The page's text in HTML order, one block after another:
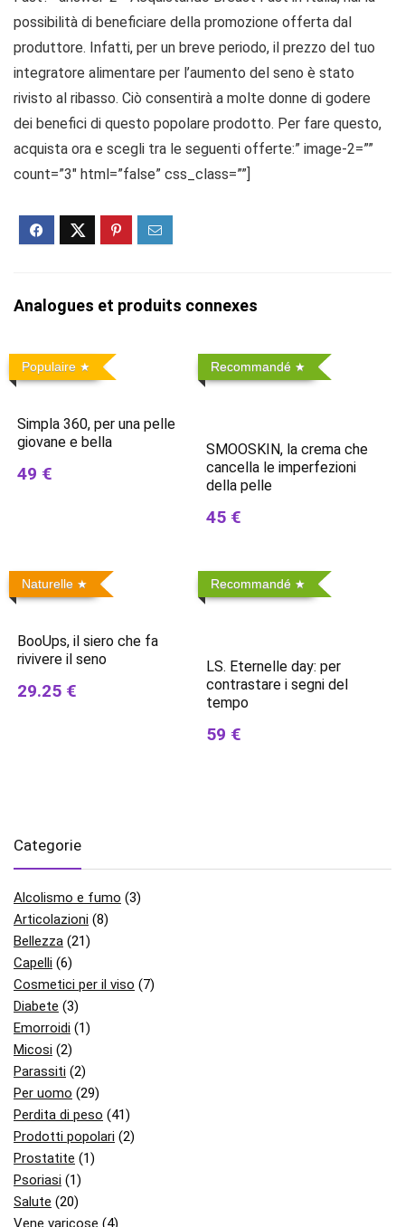
possibilità di beneficiare della promozione offerta dal
produttore. Infatti, per un breve periodo, il prezzo del tuo
integratore alimentare per l’aumento del seno è stato
rivisto al ribasso. Ciò consentirà a molte donne di godere
dei benefici di questo popolare prodotto. Per fare questo,
acquista ora e scegli tra le seguenti offerte:” image-2=””
count=”3″ html=”false” css_class=””]
Analogues et produits connexes
Populaire
Simpla 360, per una pelle
giovane e bella
49 €
Recommandé
SMOOSKIN, la crema che
cancella le imperfezioni
della pelle
45 €
Naturelle
BooUps, il siero che fa
rivivere il seno
29.25 €
Recommandé
LS. Eternelle day: per
contrastare i segni del
tempo
59 €
Categorie
Alcolismo e fumo (3)
Articolazioni (8)
Bellezza (21)
Capelli (6)
Cosmetici per il viso (7)
Diabete (3)
Emorroidi (1)
Micosi (2)
Parassiti (2)
Per uomo (29)
Perdita di peso (41)
Prodotti popolari (2)
Prostatite (1)
Psoriasi (1)
Salute (20)
Vene varicose (4)